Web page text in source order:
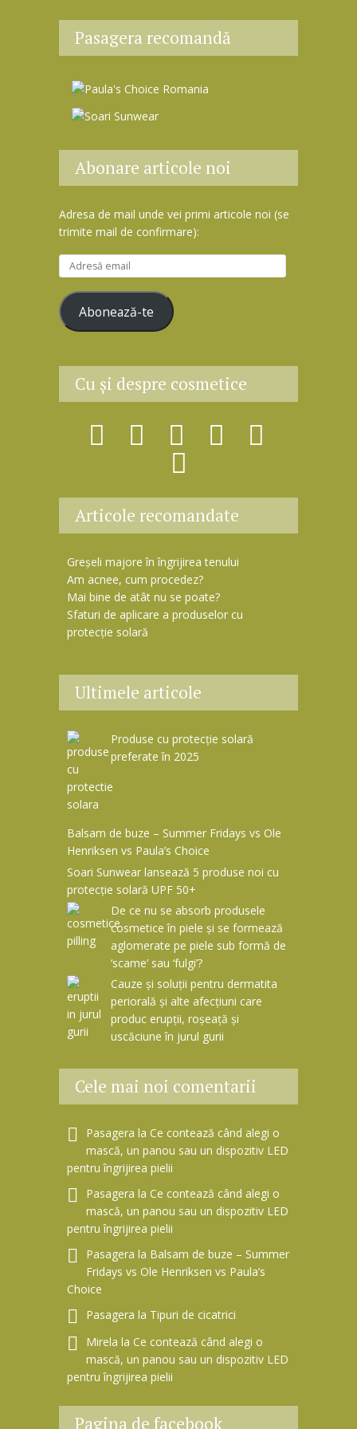
Pasagera recomandă
Abonare articole noi
Adresa de mail unde vei primi articole noi (se
trimite mail de confirmare):
d
e
e
a
Abonează-te
Cu şi despre cosmetice
Articole recomandate
Greșeli majore în îngrijirea tenului
Am acnee, cum procedez?
Mai bine de atât nu se poate?
Sfaturi de aplicare a produselor cu
protecție solară
Ultimele articole
Produse cu protecție solară
preferate în 2025
Balsam de buze – Summer Fridays vs Ole
Henriksen vs Paula’s Choice
Soari Sunwear lansează 5 produse noi cu
protecție solară UPF 50+
De ce nu se absorb produsele
cosmetice în piele și se formează
aglomerate pe piele sub formă de
‘scame’ sau ‘fulgi’?
Cauze și soluții pentru dermatita
periorală și alte afecțiuni care
produc erupții, roșeață și
uscăciune în jurul gurii
Cele mai noi comentarii
Pasagera la Ce contează când alegi o
mască, un panou sau un dispozitiv LED
pentru îngrijirea pielii
Pasagera la Ce contează când alegi o
mască, un panou sau un dispozitiv LED
pentru îngrijirea pielii
Pasagera la Balsam de buze – Summer
Fridays vs Ole Henriksen vs Paula’s
Choice
Pasagera la Tipuri de cicatrici
Mirela la Ce contează când alegi o
mască, un panou sau un dispozitiv LED
pentru îngrijirea pielii
Pagina de facebook